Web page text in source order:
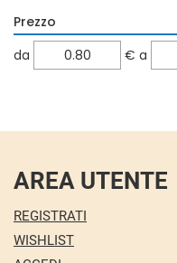
Prezzo
filtra
da € filtra
a
AREA UTENTE
REGISTRATI
WISHLIST